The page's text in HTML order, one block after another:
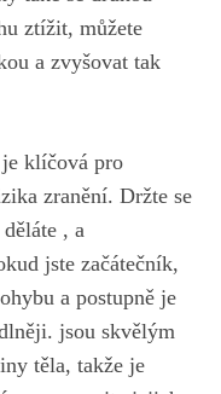
ztížit, můžete
a zvyšovat tak
je klíčová⁢ pro
zranění. Držte se
, a
jste začátečník,
a postupně je
⁣jsou skvělým
těla, ‍takže je